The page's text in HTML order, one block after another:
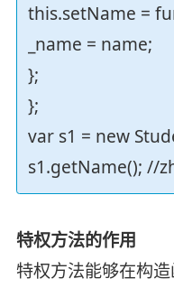
this.setName =
_name = name;
};
};
var s1 = new
s1.getName(); //
特权方法的作用
特权方法能够在构